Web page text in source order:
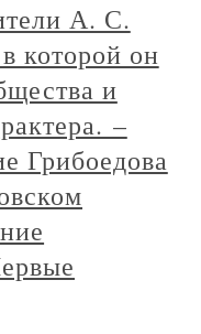
А. С.
которой он
и
–
Грибоедова